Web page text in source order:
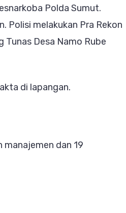
Polda Sumut.
Polisi melakukan Pra Rekon
Tunas Desa Namo Rube
di lapangan.
manajemen dan 19